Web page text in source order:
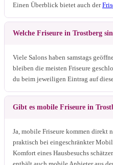
Einen Überblick bietet auch der
Welche Friseure in Trostberg
Viele Salons haben samstags
bleiben die meisten Friseure
du beim jeweiligen Eintrag auf
Gibt es mobile Friseure in
Ja, mobile Friseure kommen direkt
praktisch bei eingeschränkter
Komfort eines Hausbesuchs